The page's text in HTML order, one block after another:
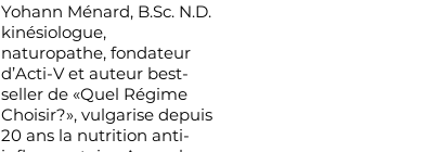
Yohann Ménard, B.Sc. N.D.
kinésiologue,
naturopathe, fondateur
d’Acti-V et auteur best-
seller de «Quel Régime
Choisir?», vulgarise depuis
20 ans la nutrition anti-